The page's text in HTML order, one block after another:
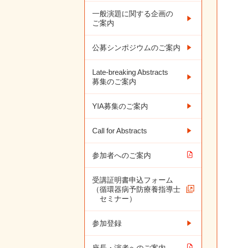
一般演題に関する企画の
ご案内
公募シンポジウムのご案内
Late-breaking Abstracts
募集のご案内
YIA募集のご案内
Call for Abstracts
参加者へのご案内
受講証明書申込フォーム
（循環器病予防療養指導士
セミナー）
参加登録